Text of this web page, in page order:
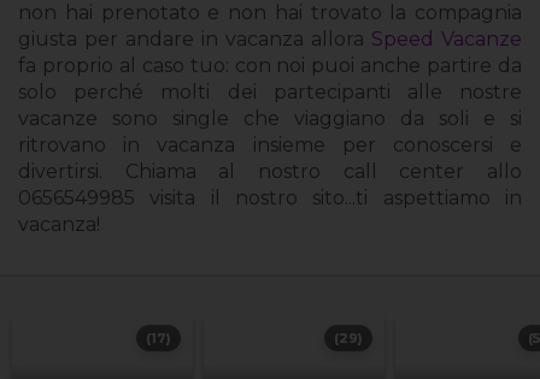
non hai prenotato e non hai trovato la compagnia
giusta per andare in vacanza allora Speed Vacanze
fa proprio al caso tuo: con noi puoi anche partire da
solo perché molti dei partecipanti alle nostre
vacanze sono single che viaggiano da soli e si
ritrovano in vacanza insieme per conoscersi e
divertirsi. Chiama al nostro call center allo
0656549985 visita il nostro sito...ti aspettiamo in
vacanza!
(17) (29)